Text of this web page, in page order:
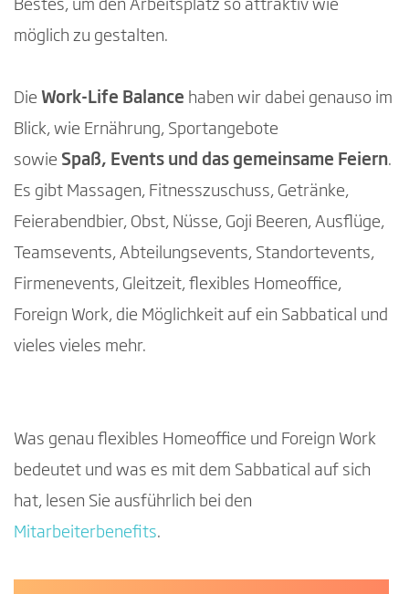
Bestes, um den Arbeitsplatz so attraktiv wie
möglich zu gestalten.
Die Work-Life Balance haben wir dabei genauso im
Blick, wie Ernährung, Sportangebote
sowie Spaß, Events und das gemeinsame Feiern.
Es gibt Massagen, Fitnesszuschuss, Getränke,
Feierabendbier, Obst, Nüsse, Goji Beeren, Ausflüge,
Teamsevents, Abteilungsevents, Standortevents,
Firmenevents, Gleitzeit, flexibles Homeoffice,
Foreign Work, die Möglichkeit auf ein Sabbatical und
vieles vieles mehr.
Was genau flexibles Homeoffice und Foreign Work
bedeutet und was es mit dem Sabbatical auf sich
hat, lesen Sie ausführlich bei den
Mitarbeiterbenefits.